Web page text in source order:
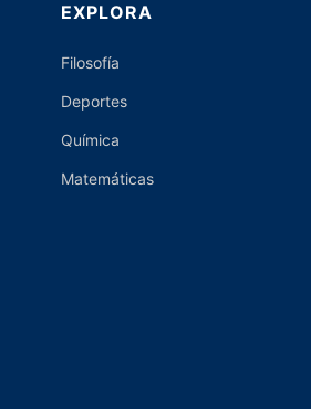
EXPLORA
Filosofía
Deportes
Química
Matemáticas